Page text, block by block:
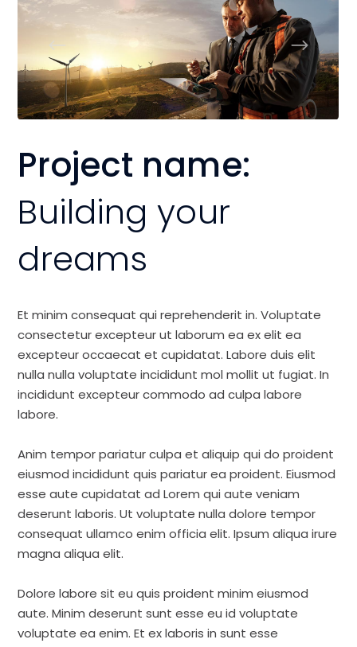
Project name:
Building your
dreams
Et minim consequat qui reprehenderit in. Voluptate
consectetur excepteur ut laborum ea ex elit ea
excepteur occaecat et cupidatat. Labore duis elit
nulla nulla voluptate incididunt mol mollit ut fugiat. In
incididunt excepteur commodo ad culpa labore
labore.
Anim tempor pariatur culpa et aliquip qui do proident
eiusmod incididunt quis pariatur ea proident. Eiusmod
esse aute cupidatat ad Lorem qui aute veniam
deserunt laboris. Ut voluptate nulla dolore tempor
consequat ullamco enim officia elit. Ipsum aliqua irure
magna aliqua elit.
Dolore labore sit eu quis proident minim eiusmod
aute. Minim deserunt sunt esse eu id voluptate
voluptate ea enim. Et ex laboris in sunt esse